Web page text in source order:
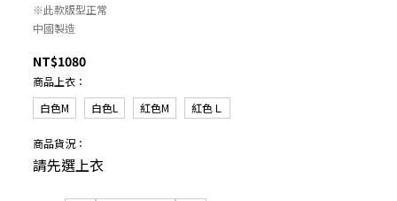
※此款版型正常
中國製造
NT$1080
商品上衣：
白色M
白色L 紅色M 紅色Ｌ
商品貨況：
請先選上衣